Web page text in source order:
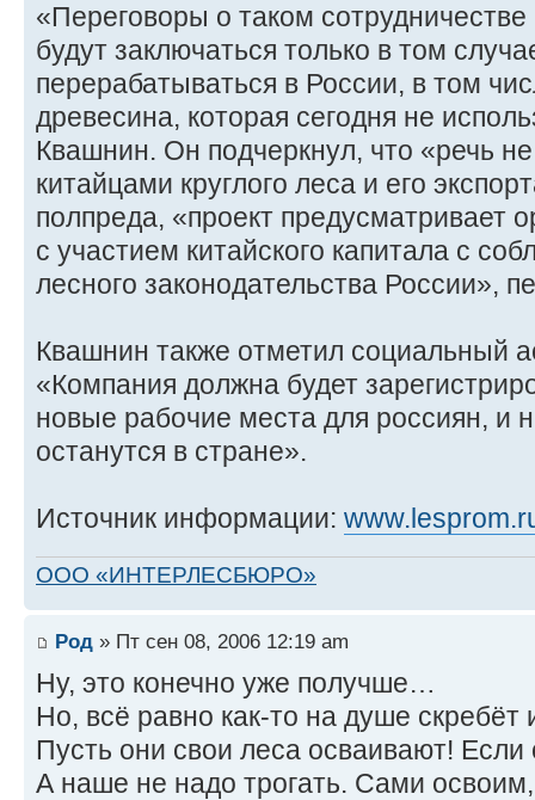
«Переговоры о таком
будут заключаться только в том
перерабатываться в России, в том
древесина, которая сегодня не
Квашнин. Он подчеркнул, что «речь
китайцами круглого леса и его
полпреда, «проект предусматривает
с участием китайского капитала с
лесного законодательства России»,
Квашнин также отметил социальный
«Компания должна будет
новые рабочие места для россиян, и
останутся в стране».
Источник информации:
ООО «ИНТЕРЛЕСБЮРО»
Род » Пт сен 08, 2006 12:19 am
Ну, это конечно уже получше…
Но, всё равно как-то на душе скребёт
Пусть они свои леса осваивают!
А наше не надо трогать. Сами освоим,